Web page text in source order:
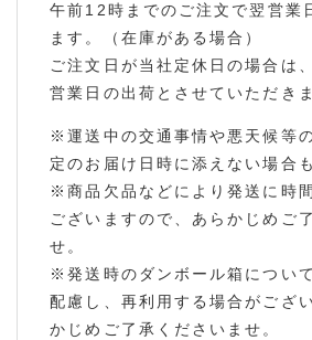
午前12時までのご注文で翌営業
ます。（在庫がある場合）
ご注文日が当社定休日の場合は
営業日の出荷とさせていただきま
※運送中の交通事情や悪天候等
定のお届け日時に添えない場合
※商品欠品などにより発送に時
ございますので、あらかじめご
せ。
※発送時のダンボール箱につい
配慮し、再利用する場合がござ
かじめご了承くださいませ。